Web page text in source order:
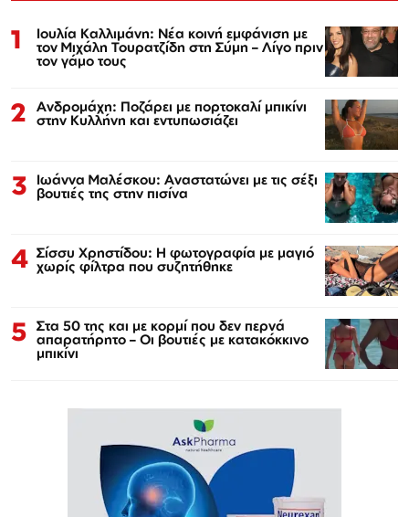
1 Ιουλία Καλλιμάνη: Νέα κοινή εμφάνιση με
τον Μιχάλη Τουρατζίδη στη Σύμη – Λίγο πριν
τον γάμο τους
2 Ανδρομάχη: Ποζάρει με πορτοκαλί μπικίνι
στην Κυλλήνη και εντυπωσιάζει
3 Ιωάννα Μαλέσκου: Αναστατώνει με τις σέξι
βουτιές της στην πισίνα
4 Σίσσυ Χρηστίδου: Η φωτογραφία με μαγιό
χωρίς φίλτρα που συζητήθηκε
5 Στα 50 της και με κορμί που δεν περνά
απαρατήρητο – Οι βουτιές με κατακόκκινο
μπικίνι